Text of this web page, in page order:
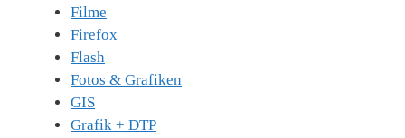
Filme
Firefox
Flash
Fotos & Grafiken
GIS
Grafik + DTP